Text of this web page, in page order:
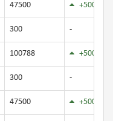
47500 +500
300 -
100788 +500
300 -
47500 +500